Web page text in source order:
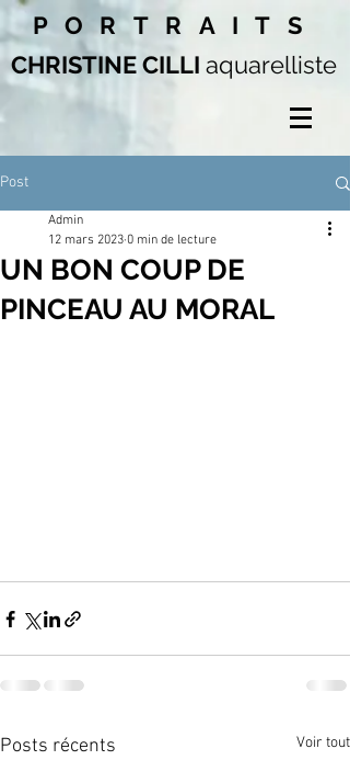
PORTRAITS
CHRISTINE CILLI aquarelliste
Post
UN BON COUP DE
PINCEAU AU MORAL
Admin
12 mars 2023 0 min de lecture
Posts récents Voir tout